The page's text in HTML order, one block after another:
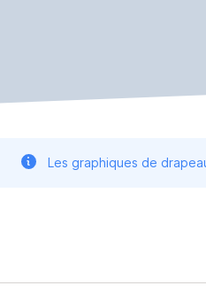
Les graphiques de